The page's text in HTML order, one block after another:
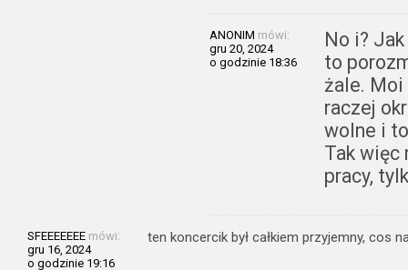
ANONIM mówi:
gru 20, 2024
o godzinie 18:36
No i?
to
żale. Moi
raczej
wolne i
Tak więc
pracy,
SFEEEEEEE mówi:
gru 16, 2024
o godzinie 19:16
ten koncercik był całkiem przyjemny, cos